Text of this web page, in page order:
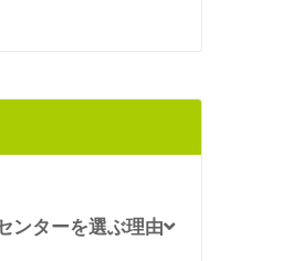
ンターを選ぶ理由